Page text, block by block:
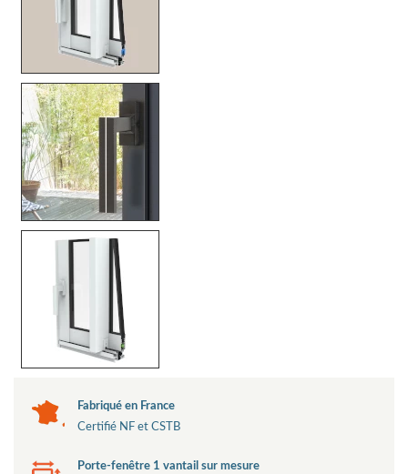
Fabriqué en France
Certifié NF et CSTB
Porte-fenêtre 1 vantail sur mesure